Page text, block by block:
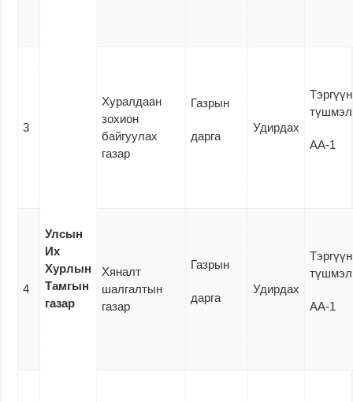
Улсын
Их
Хурлын
Тамгын
газар
3
Хуралдаан
зохион
байгуулах
газар
Газрын
дарга
Удирдах
Тэргүүн
АА-1
4
Хяналт
шалгалтын
газар
Газрын
дарга
Удирдах
Тэргүүн
АА-1